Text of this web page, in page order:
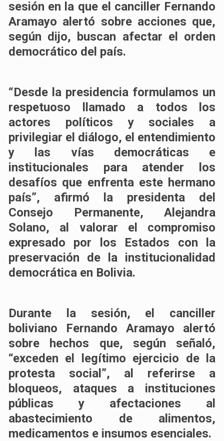
sesión en la que el canciller Fernando
Aramayo alertó sobre acciones que,
según dijo, buscan afectar el orden
democrático del país.
“Desde la presidencia formulamos un
respetuoso llamado a todos los
actores políticos y sociales a
privilegiar el diálogo, el entendimiento
y las vías democráticas e
institucionales para atender los
desafíos que enfrenta este hermano
país”, afirmó la presidenta del
Consejo Permanente, Alejandra
Solano, al valorar el compromiso
expresado por los Estados con la
preservación de la institucionalidad
democrática en Bolivia.
Durante la sesión, el canciller
boliviano Fernando Aramayo alertó
sobre hechos que, según señaló,
“exceden el legítimo ejercicio de la
protesta social”, al referirse a
bloqueos, ataques a instituciones
públicas y afectaciones al
abastecimiento de alimentos,
medicamentos e insumos esenciales.